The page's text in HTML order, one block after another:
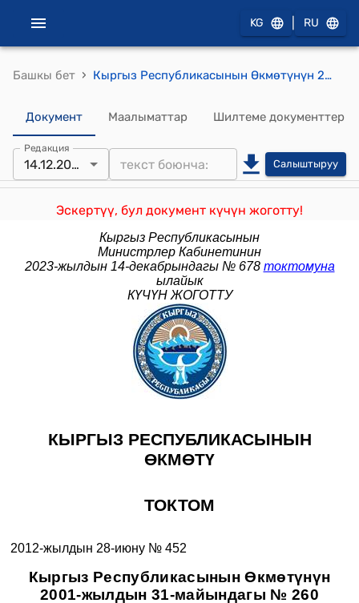
KG RU
Башкы бет › Кыргыз Республикасынын Өкмөтүнүн 2012-жылдын 28-июнундагы № 452 "Кыргыз Республикасынын Өкмөтүнүн 2001-жылдын 31-майындагы № 260 «Иштин айрым түрлөрүн лицензиялоо жөнүндө» токтомуна өзгөртүү киргизүү тууралуу" токтому
Документ Маалыматтар Шилтеме документтер
Редакция
14.12.2023 Салыштыруу
Эскертүү, бул документ күчүн жоготту!